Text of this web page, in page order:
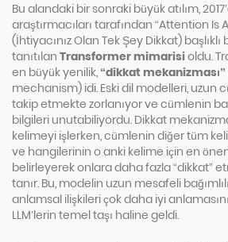
Bu alandaki bir sonraki büyük atılım,
araştırmacıları tarafından “Attention Is
(İhtiyacınız Olan Tek Şey Dikkat)
tanıtılan Transformer mimarisioldu.
en büyük yenilik, “dikkat mekanizması”
mechanism) idi. Eski dil modelleri, uzun
takip etmekte zorlanıyor ve cümlenin
bilgileri unutabiliyordu. Dikkat
kelimeyi işlerken, cümlenin diğer tüm
ve hangilerinin o anki kelime için en
belirleyerek onlara daha fazla “dikkat”
tanır. Bu, modelin uzun mesafeli
anlamsal ilişkileri çok daha iyi
LLM’lerin temel taşı haline geldi.